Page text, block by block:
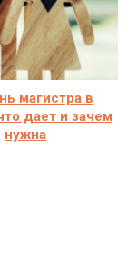
магистра в
дает и зачем
нужна